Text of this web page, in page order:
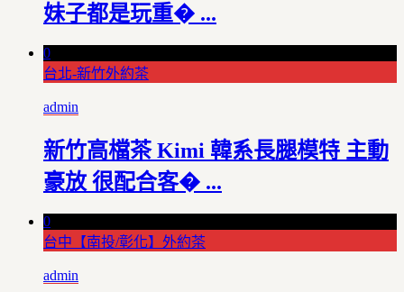
妹子都是玩重� ...
0
台北-新竹外約茶
admin
新竹高檔茶 Kimi 韓系長腿模特 主動
豪放 很配合客� ...
0
台中【南投/彰化】外約茶
admin